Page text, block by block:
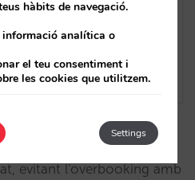
automatitzar la
tarifes,
evitant l'overbooking amb
hàbits de navegació.
analítica o
el teu consentiment i
les cookies que utilitzem.
Settings